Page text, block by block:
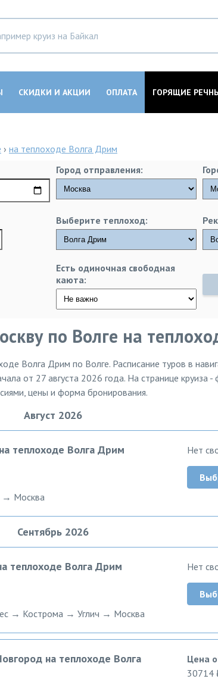
СКИДКИ И АКЦИИ ОПЛАТА ГОРЯЩИЕ
› на теплоходе Волга Дрим
Город отправления:
Выберите теплоход:
Есть одиночная свободная
каюта:
по Волге на
Волга Дрим по Волге. Расписание туров в
от 27 августа 2026 года. На странице круиза
цены и форма бронирования.
Август 2026
теплоходе Волга Дрим
→ Москва
Нет
Сентябрь 2026
теплоходе Волга Дрим
→ Кострома → Углич → Москва
Нет
на теплоходе Волга
Цена
30714